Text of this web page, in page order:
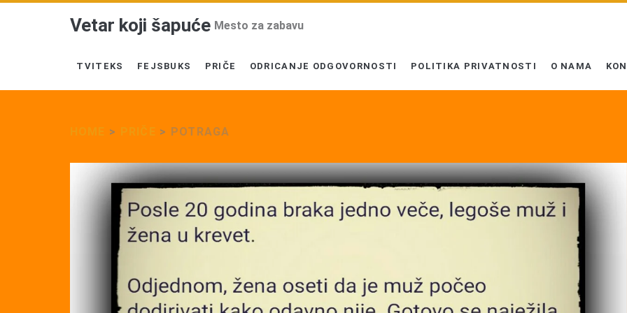
Vetar koji šapuće Mesto za zabavu
TVITEKS FEJSBUKS PRIČE ODRICANJE ODGOVORNOSTI POLITIKA PRIVATNOSTI O NAMA
> > POTRAGA